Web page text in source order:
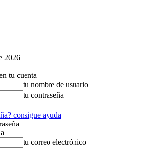
2026
tu cuenta
tu nombre de usuario
tu contraseña
consigue ayuda
tu correo electrónico